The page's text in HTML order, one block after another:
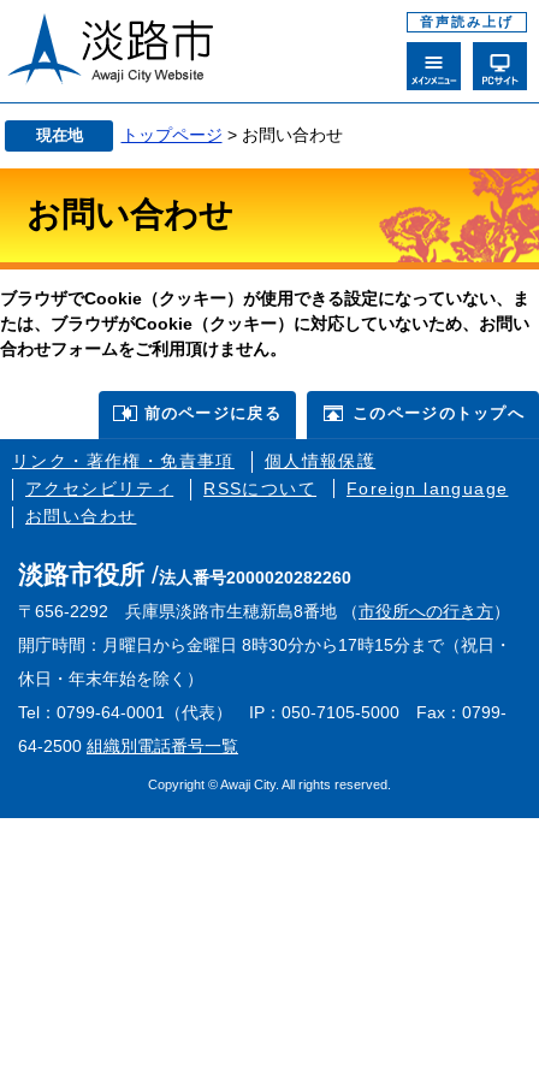
音声読み上げ
現在地 トップページ > お問い合わせ
お問い合わせ
ブラウザでCookie（クッキー）が使用できる設定になっていない、ま
たは、ブラウザがCookie（クッキー）に対応していないため、お問い
合わせフォームをご利用頂けません。
前のページに戻る このページのトップへ
リンク・著作権・免責事項
個人情報保護
アクセシビリティ
RSSについて
Foreign language
お問い合わせ
淡路市役所
法人番号2000020282260
〒656-2292 兵庫県淡路市生穂新島8番地 （市役所への行き方）
開庁時間：月曜日から金曜日 8時30分から17時15分まで（祝日・
休日・年末年始を除く）
Tel：0799-64-0001（代表） IP：050-7105-5000 Fax：0799-
64-2500 組織別電話番号一覧
Copyright © Awaji City. All rights reserved.